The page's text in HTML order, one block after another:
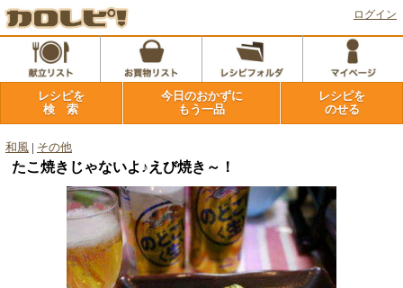
ログイン
レシピを
検 索
今日のおかずに
もう一品
レシピを
のせる
和風 その他
たこ焼きじゃないよ♪えび焼き～！